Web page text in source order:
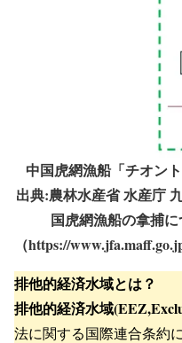
中国虎網漁船「チオン
出典:農林水産省 水産庁
国虎網漁船の拿捕に
（https://
排他的経済水域とは？
排他的経済水域
法に関する国際連合条約